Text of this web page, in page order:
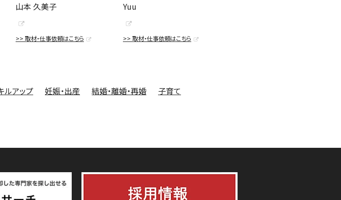
山本 久美子
>> 取材・仕事依頼はこちら
Yuu
>> 取材・仕事依頼はこちら
ルアップ 妊娠・出産 結婚・離婚・再婚
子育て